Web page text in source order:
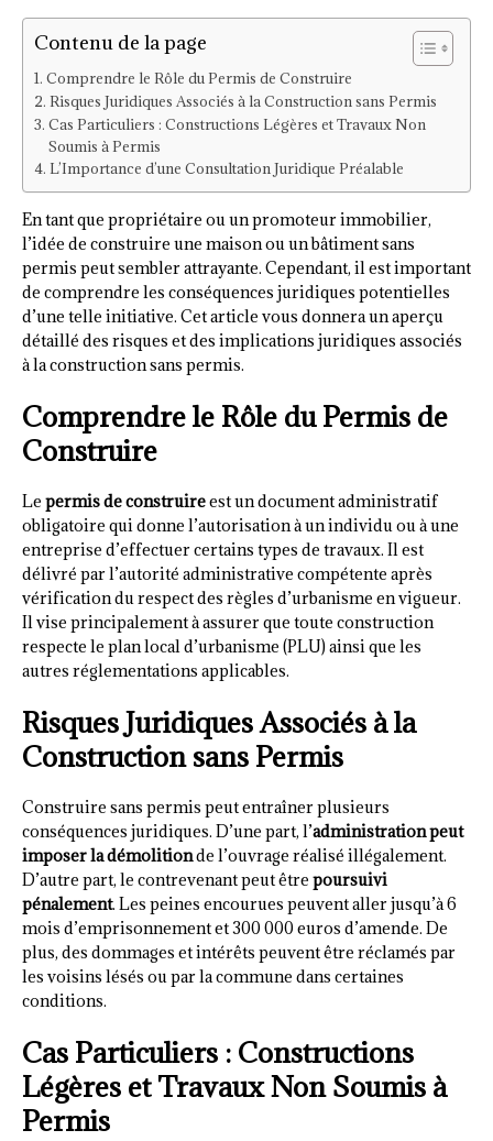
Contenu de la page
Comprendre le Rôle du Permis de Construire
Risques Juridiques Associés à la Construction sans Permis
Cas Particuliers : Constructions Légères et Travaux Non
Soumis à Permis
L’Importance d’une Consultation Juridique Préalable
En tant que propriétaire ou un promoteur immobilier,
l’idée de construire une maison ou un bâtiment sans
permis peut sembler attrayante. Cependant, il est important
de comprendre les conséquences juridiques potentielles
d’une telle initiative. Cet article vous donnera un aperçu
détaillé des risques et des implications juridiques associés
à la construction sans permis.
Comprendre le Rôle du Permis de
Construire
Le permis de construireest un document administratif
obligatoire qui donne l’autorisation à un individu ou à une
entreprise d’effectuer certains types de travaux. Il est
délivré par l’autorité administrative compétente après
vérification du respect des règles d’urbanisme en vigueur.
Il vise principalement à assurer que toute construction
respecte le plan local d’urbanisme (PLU) ainsi que les
autres réglementations applicables.
Risques Juridiques Associés à la
Construction sans Permis
Construire sans permis peut entraîner plusieurs
conséquences juridiques. D’une part, l’administration peut
imposer la démolitionde l’ouvrage réalisé illégalement.
D’autre part, le contrevenant peut être poursuivi
pénalement. Les peines encourues peuvent aller jusqu’à 6
mois d’emprisonnement et 300 000 euros d’amende. De
plus, des dommages et intérêts peuvent être réclamés par
les voisins lésés ou par la commune dans certaines
conditions.
Cas Particuliers : Constructions
Légères et Travaux Non Soumis à
Permis